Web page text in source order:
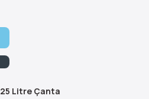
25 Litre Çanta